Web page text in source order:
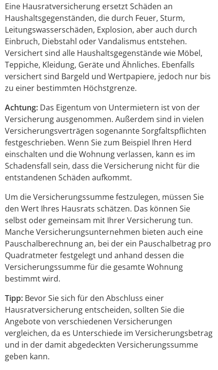
Eine Hausratversicherung ersetzt Schäden an
Haushaltsgegenständen, die durch Feuer, Sturm,
Leitungswasserschäden, Explosion, aber auch durch
Einbruch, Diebstahl oder Vandalismus entstehen.
Versichert sind alle Haushaltsgegenstände wie Möbel,
Teppiche, Kleidung, Geräte und Ähnliches. Ebenfalls
versichert sind Bargeld und Wertpapiere, jedoch nur bis
zu einer bestimmten Höchstgrenze.
Achtung: Das Eigentum von Untermietern ist von der
Versicherung ausgenommen. Außerdem sind in vielen
Versicherungsverträgen sogenannte Sorgfaltspflichten
festgeschrieben. Wenn Sie zum Beispiel Ihren Herd
einschalten und die Wohnung verlassen, kann es im
Schadensfall sein, dass die Versicherung nicht für die
entstandenen Schäden aufkommt.
Um die Versicherungssumme festzulegen, müssen Sie
den Wert Ihres Hausrats schätzen. Das können Sie
selbst oder gemeinsam mit Ihrer Versicherung tun.
Manche Versicherungsunternehmen bieten auch eine
Pauschalberechnung an, bei der ein Pauschalbetrag pro
Quadratmeter festgelegt und anhand dessen die
Versicherungssumme für die gesamte Wohnung
bestimmt wird.
Tipp: Bevor Sie sich für den Abschluss einer
Hausratversicherung entscheiden, sollten Sie die
Angebote von verschiedenen Versicherungen
vergleichen, da es Unterschiede im Versicherungsbetrag
und in der damit abgedeckten Versicherungssumme
geben kann.